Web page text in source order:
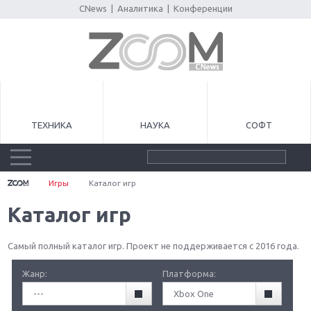
CNews Аналитика Конференции
ТЕХНИКА НАУКА СОФТ
Игры Каталог игр
Каталог игр
Самый полный каталог игр. Проект не поддерживается с 2016 года.
Жанр:
---
Платформа:
Xbox One